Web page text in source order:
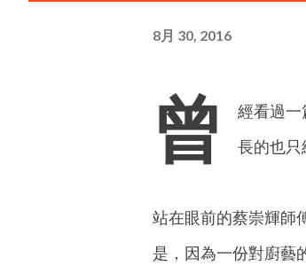
8月 30, 2016
曾
經看過
長的也
站在眼前的蔡崇輝師
是，因為一份對廚藝